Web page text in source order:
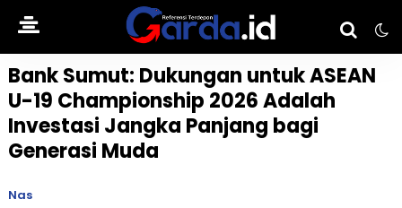
Bank Sumut: Dukungan untuk ASEAN
U-19 Championship 2026 Adalah
Investasi Jangka Panjang bagi
Generasi Muda
Nas